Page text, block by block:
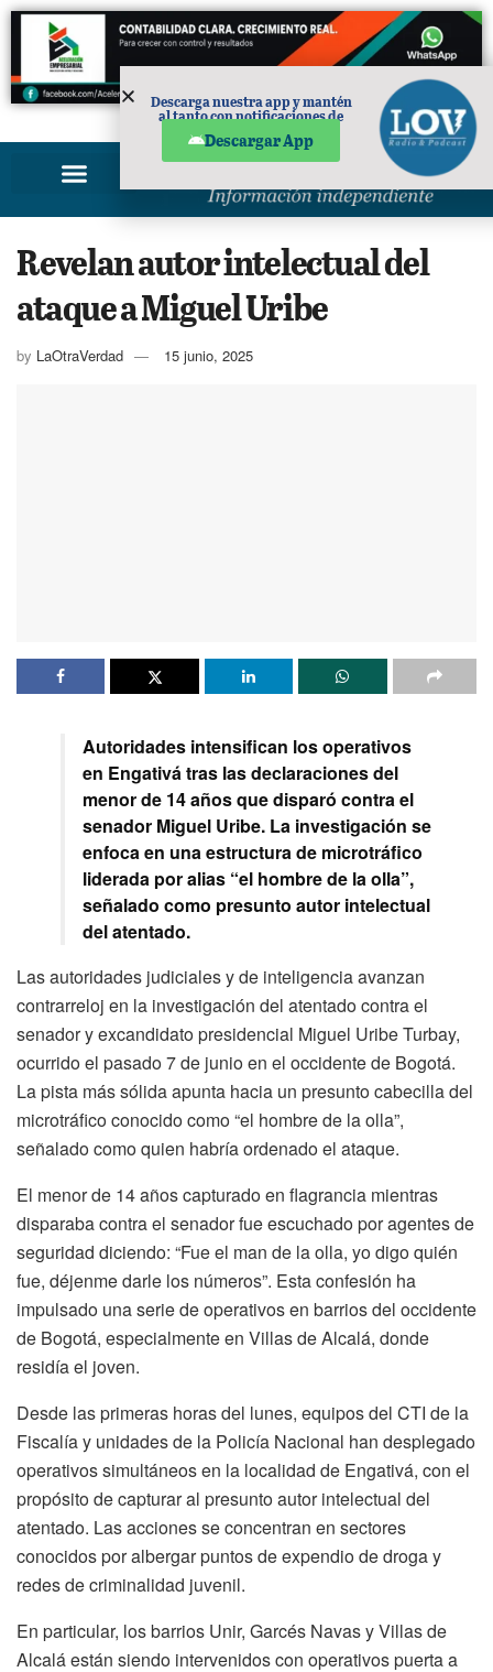
PUBLICIDAD
Revelan autor intelectual del
ataque a Miguel Uribe
by LaOtraVerdad 15 junio, 2025
Autoridades intensifican los operativos
en Engativá tras las declaraciones del
menor de 14 años que disparó contra el
senador Miguel Uribe. La investigación se
enfoca en una estructura de microtráfico
liderada por alias “el hombre de la olla”,
señalado como presunto autor intelectual
del atentado.
Las autoridades judiciales y de inteligencia avanzan
contrarreloj en la investigación del atentado contra el
senador y excandidato presidencial Miguel Uribe Turbay,
ocurrido el pasado 7 de junio en el occidente de Bogotá.
La pista más sólida apunta hacia un presunto cabecilla del
microtráfico conocido como “el hombre de la olla”,
señalado como quien habría ordenado el ataque.
El menor de 14 años capturado en flagrancia mientras
disparaba contra el senador fue escuchado por agentes de
seguridad diciendo: “Fue el man de la olla, yo digo quién
fue, déjenme darle los números”. Esta confesión ha
impulsado una serie de operativos en barrios del occidente
de Bogotá, especialmente en Villas de Alcalá, donde
residía el joven.
Desde las primeras horas del lunes, equipos del CTI de la
Fiscalía y unidades de la Policía Nacional han desplegado
operativos simultáneos en la localidad de Engativá, con el
propósito de capturar al presunto autor intelectual del
atentado. Las acciones se concentran en sectores
conocidos por albergar puntos de expendio de droga y
redes de criminalidad juvenil.
En particular, los barrios Unir, Garcés Navas y Villas de
Alcalá están siendo intervenidos con operativos puerta a
Descarga nuestra app y mantén
al tanto con notificaciones de
Descargar App